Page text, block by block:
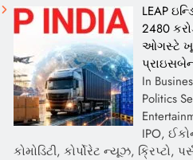
LEAP
2480
ઓગસ્ટે
In
Politics
IPO,
કોમોડિટી, કોર્પોરેટ ન્યૂઝ, ક્રિપ્ટો,